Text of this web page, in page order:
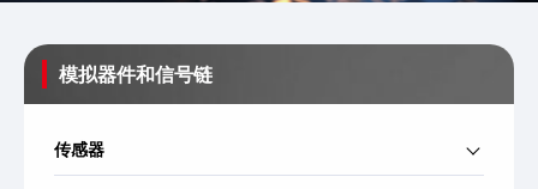
模拟器件和信号链
传感器